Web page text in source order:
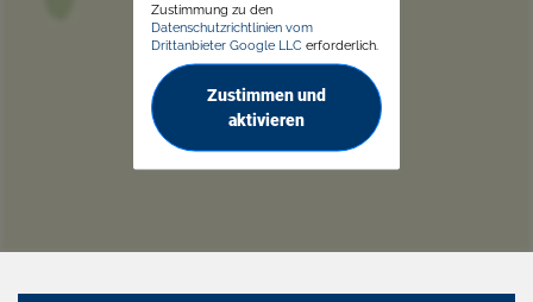
Zustimmung zu den
Datenschutzrichtlinien vom
Drittanbieter Google LLC erforderlich.
Zustimmen und
aktivieren